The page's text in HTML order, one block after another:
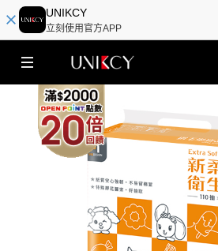
UNIKCY
立刻使用官方APP